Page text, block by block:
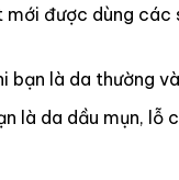
mới được dùng
bạn là da thường
là da dầu mụn,